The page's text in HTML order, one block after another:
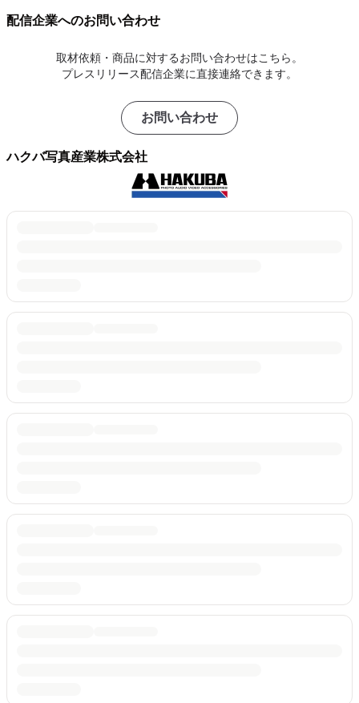
配信企業へのお問い合わせ
取材依頼・商品に対するお問い合わせはこちら。
プレスリリース配信企業に直接連絡できます。
お問い合わせ
ハクバ写真産業株式会社